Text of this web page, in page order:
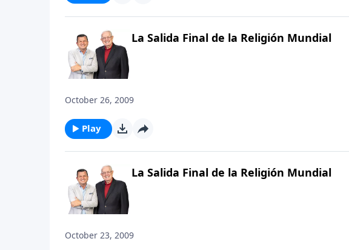
La Salida Final de la Religión Mundial
October 26, 2009
Play
La Salida Final de la Religión Mundial
October 23, 2009